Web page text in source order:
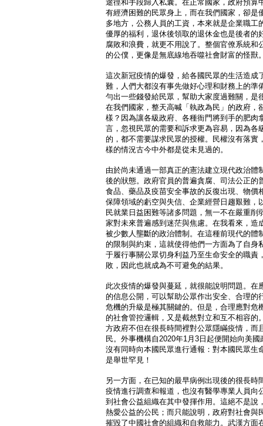
途徑和手段歸入私囊。在正常國家，政府預算
有經濟困難的民眾身上，而在我們國家，卻是
多地方，公務人員的工資，本來就是企業職工
優厚的福利，退休後領取的退休金也是後者的
腐敗和浪費，就更不用說了。整個官僚系統和
的公僕，更像是無底線地吞噬社會財富的怪獸
這次新冠疫情的爆發，給各國民眾的生活造成
難，人們大都沒有事先做好心理和財務上的準
勻出一些錢發給民眾，幫助大家度過難關，是
在我們國家，整天高喊「執政為民」的政府，
樣？因為讓各級政府、各種衙門將到手的肥肉
言，忽視民眾的需要和訴求更為容易，因為各
的，都不需要謀求民眾的授權。民權沒有落實
樣的情況古今中外都是從未見過的。
由於尚未通過一部真正的憲法建立現代政治體
後的狀態。政府官員的普遍貪腐、司法公正的
食品、藥品及疫苗安全事故的反復出現、物價
保障領域的虧空與失信、企業經營日趨艱難，
民就業日益困難等諸多問題，無一不在嚴重削
家對未來普遍感到迷茫與焦慮。在我看來，造
被少數人壟斷的政治體制。在這種前現代的體
的限制與約束，這就使得他們一方面為了自身
于履行事關公眾切身利益乃至生命安全的職責
敗，因此也就成為不可避免的結果。
此次疫情的爆發與蔓延，就很能說明問題。在
的信息公開，可以幫助公眾作出安全、合理的
危機的升級是極其關鍵的。但是，合理應對危
的社會管控邏輯，又是截然對立和互不相容的
方政府不但在很長時間裡對公眾隱瞞疫情，而
民。外事機構自2020年1月3日起便開始向美
沒有同時向本國民眾進行通報：對本國民眾生
是舉世罕見！
另一方面，在已知的最早病例出現後的很長時
疫情進行調查和報道，也沒有醫學專業人員向
到社會公益組織在其中發揮作用。這絕不是說
熱愛公益的公民；而只能說明，政府對社會與
摧毀了中國社會的組織和自救能力。武漢方面